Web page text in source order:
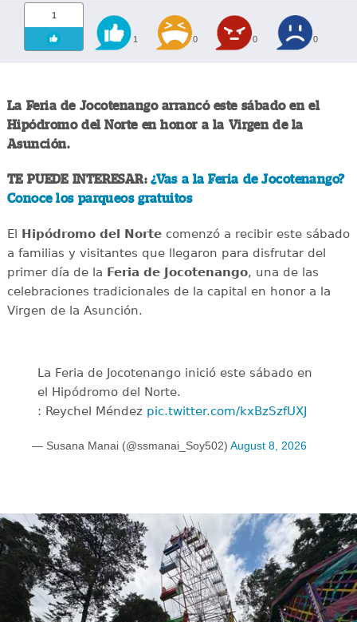
1
1 0 0 0
La Feria de Jocotenango arrancó este sábado en el
Hipódromo del Norte en honor a la Virgen de la
Asunción.
TE PUEDE INTERESAR:¿Vas a la Feria de Jocotenango?
Conoce los parqueos gratuitos
El Hipódromo del Nortecomenzó a recibir este sábado
a familias y visitantes que llegaron para disfrutar del
primer día de la Feria de Jocotenango, una de las
celebraciones tradicionales de la capital en honor a la
Virgen de la Asunción.
La Feria de Jocotenango inició este sábado en
el Hipódromo del Norte.
: Reychel Méndez pic.twitter.com/kxBzSzfUXJ
— Susana Manai (@ssmanai_Soy502) August 8, 2026